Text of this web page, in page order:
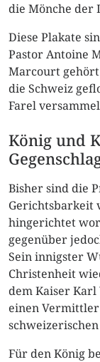
die Mönche der
Diese Plakate
Pastor Antoine
Marcourt
die Schweiz
Farel
König und
Bisher sind die
Gerichtsbarkeit
hingerichtet
gegenüber
Sein innigster
Christenheit
dem Kaiser Karl
einen
Für den König